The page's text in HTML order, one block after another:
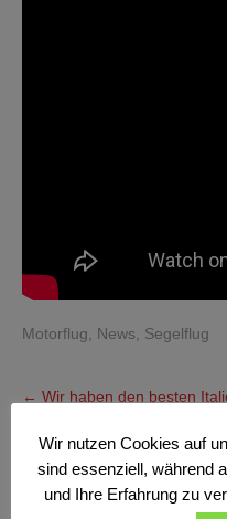
Motorflug News Segelflug
navigation
← Wir haben den besten
Wir nutzen Cookies auf
sind essenziell, während
und Ihre Erfahrung zu